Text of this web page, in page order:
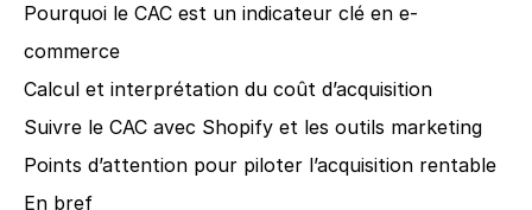
Pourquoi le CAC est un indicateur clé en e-
commerce
Calcul et interprétation du coût d’acquisition
Suivre le CAC avec Shopify et les outils marketing
Points d’attention pour piloter l’acquisition rentable
En bref